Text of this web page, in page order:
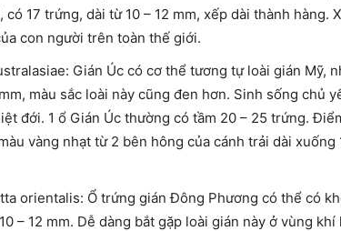
17 trứng, dài từ 10 – 12 mm, xếp dài thành hàng.
con người trên toàn thế giới.
Gián Úc có cơ thể tương tự loài gián Mỹ,
màu sắc loài này cũng đen hơn. Sinh sống chủ
đới. 1 ổ Gián Úc thường có tầm 20 – 25 trứng.
vàng nhạt từ 2 bên hông của cánh trải dài xuống
orientalis: Ổ trứng gián Đông Phương có thể có
– 12 mm. Dễ dàng bắt gặp loài gián này ở vùng khí